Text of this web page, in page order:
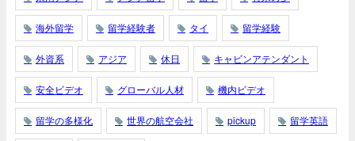
海外留学 留学経験者 タイ 留学経験
外資系 アジア 休日 キャビンアテンダント
安全ビデオ グローバル人材 機内ビデオ
留学の多様化 世界の航空会社 pickup 留学英語